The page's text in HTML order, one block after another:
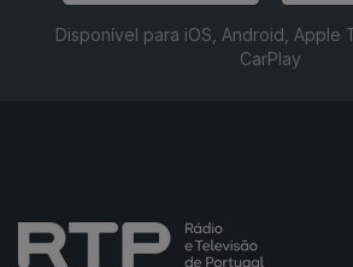
Disponível para iOS, Android, Apple
CarPlay